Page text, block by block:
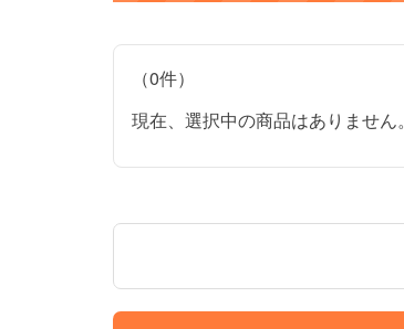
（0件）
現在、選択中の商品はありません。